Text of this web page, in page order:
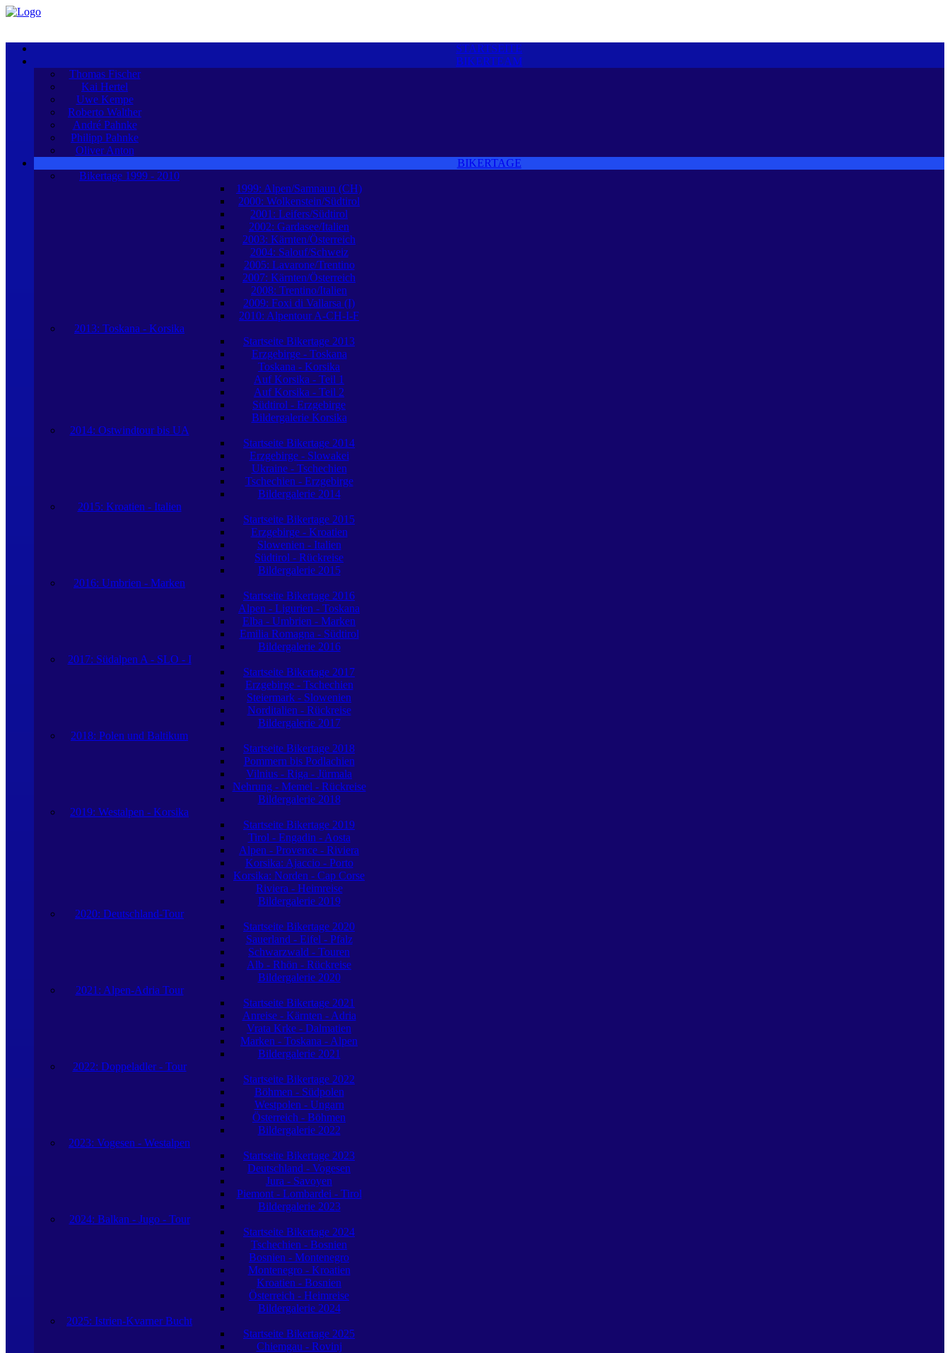
STARTSEITE
BIKERTEAM
Thomas Fischer
Kai Hertel
Uwe Kempe
Roberto Walther
André Pahnke
Philipp Pahnke
Oliver Anton
BIKERTAGE
Bikertage 1999 - 2010
1999: Alpen/Samnaun (CH)
2000: Wolkenstein/Südtirol
2001: Leifers/Südtirol
2002: Gardasee/Italien
2003: Kärnten/Österreich
2004: Salouf/Schweiz
2005: Lavarone/Trentino
2007: Kärnten/Österreich
2008: Trentino/Italien
2009: Foxi di Vallarsa (I)
2010: Alpentour A-CH-I-F
2013: Toskana - Korsika
Startseite Bikertage 2013
Erzgebirge - Toskana
Toskana - Korsika
Auf Korsika - Teil 1
Auf Korsika - Teil 2
Südtirol - Erzgebirge
Bildergalerie Korsika
2014: Ostwindtour bis UA
Startseite Bikertage 2014
Erzgebirge - Slowakei
Ukraine - Tschechien
Tschechien - Erzgebirge
Bildergalerie 2014
2015: Kroatien - Italien
Startseite Bikertage 2015
Erzgebirge - Kroatien
Slowenien - Italien
Südtirol - Rückreise
Bildergalerie 2015
2016: Umbrien - Marken
Startseite Bikertage 2016
Alpen - Ligurien - Toskana
Elba - Umbrien - Marken
Emilia Romagna - Südtirol
Bildergalerie 2016
2017: Südalpen A - SLO - I
Startseite Bikertage 2017
Erzgebirge - Tschechien
Steiermark - Slowenien
Norditalien - Rückreise
Bildergalerie 2017
2018: Polen und Baltikum
Startseite Bikertage 2018
Pommern bis Podlachien
Vilnius - Riga - Jürmala
Nehrung - Memel - Rückreise
Bildergalerie 2018
2019: Westalpen - Korsika
Startseite Bikertage 2019
Tirol - Engadin - Aosta
Alpen - Provence - Riviera
Korsika: Ajaccio - Porto
Korsika: Norden - Cap Corse
Riviera - Heimreise
Bildergalerie 2019
2020: Deutschland-Tour
Startseite Bikertage 2020
Sauerland - Eifel - Pfalz
Schwarzwald - Touren
Alb - Rhön - Rückreise
Bildergalerie 2020
2021: Alpen-Adria Tour
Startseite Bikertage 2021
Anreise - Kärnten - Adria
Vrata Krke - Dalmatien
Marken - Toskana - Alpen
Bildergalerie 2021
2022: Doppeladler - Tour
Startseite Bikertage 2022
Böhmen - Südpolen
Westpolen - Ungarn
Österreich - Böhmen
Bildergalerie 2022
2023: Vogesen - Westalpen
Startseite Bikertage 2023
Deutschland - Vogesen
Jura - Savoyen
Piemont - Lombardei - Tirol
Bildergalerie 2023
2024: Balkan - Jugo - Tour
Startseite Bikertage 2024
Tschechien - Bosnien
Bosnien - Montenegro
Montenegro - Kroatien
Kroatien - Bosnien
Österreich - Heimreise
Bildergalerie 2024
2025: Istrien-Kvarner Bucht
Startseite Bikertage 2025
Chiemgau - Rovinj